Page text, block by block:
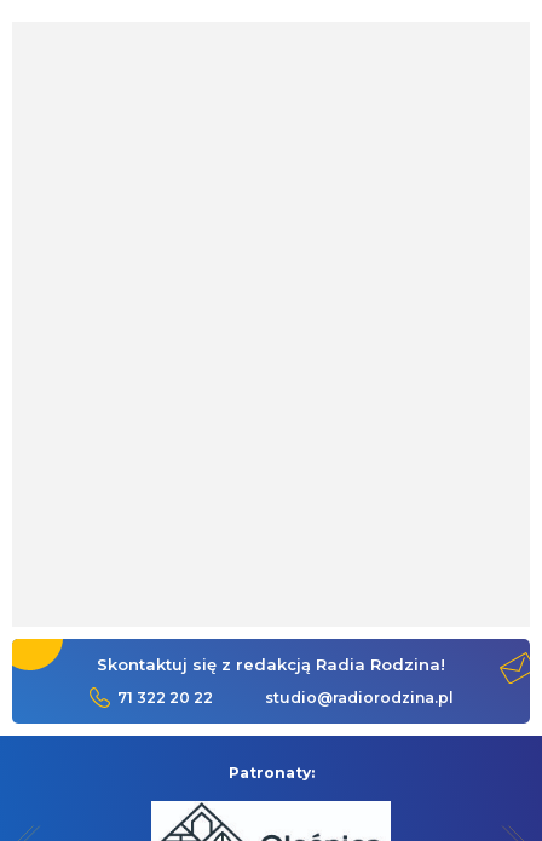
Skontaktuj się z redakcją Radia Rodzina!
71 322 20 22 studio@radiorodzina.pl
Patronaty: